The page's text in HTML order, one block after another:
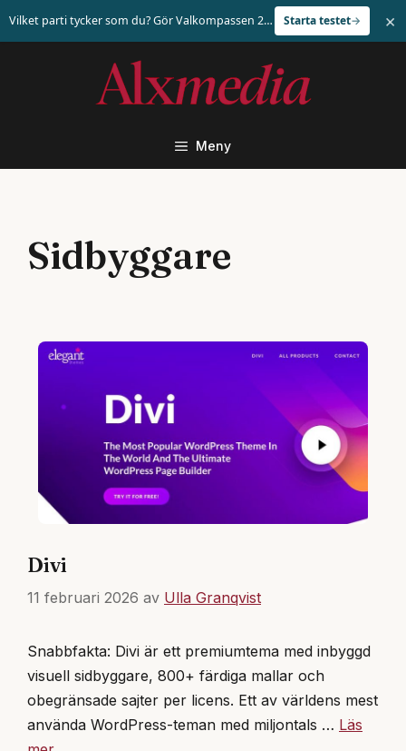
Meny
Sidbyggare
Divi
11 februari 2026 av Ulla Granqvist
Snabbfakta: Divi är ett premiumtema med inbyggd
visuell sidbyggare, 800+ färdiga mallar och
obegränsade sajter per licens. Ett av världens mest
använda WordPress-teman med miljontals … Läs
Vilket parti tycker som du? Gör Valkompassen 2026 Starta testet ×